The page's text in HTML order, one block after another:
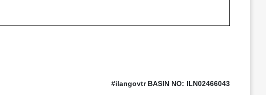
#ilangovtr BASIN NO: ILN02466043